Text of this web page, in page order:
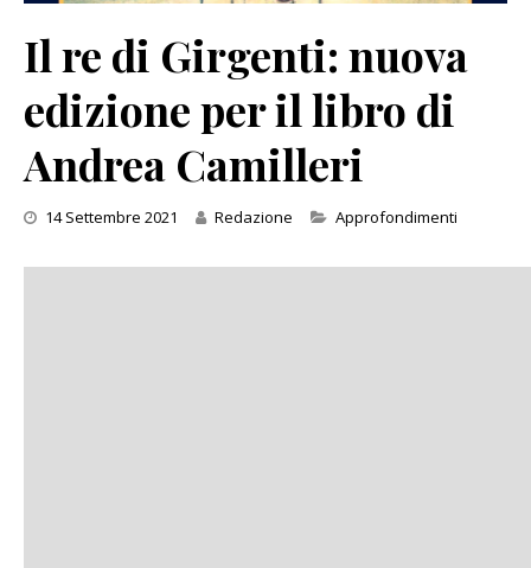
Il re di Girgenti: nuova
edizione per il libro di
Andrea Camilleri
14 Settembre 2021 Redazione Categories
Approfondimenti